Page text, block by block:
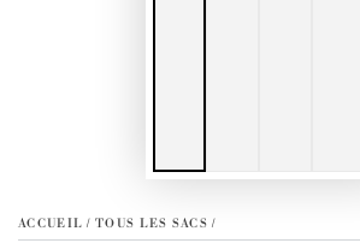
ACCUEIL / TOUS LES SACS /